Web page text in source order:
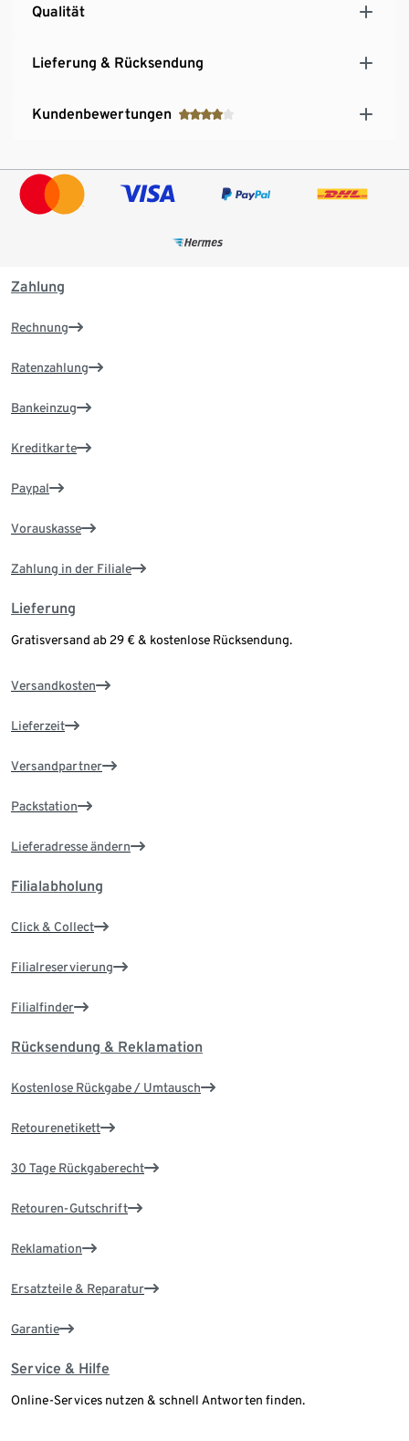
Qualität
Lieferung & Rücksendung
Kundenbewertungen
Zahlung
Rechnung
Ratenzahlung
Bankeinzug
Kreditkarte
Paypal
Vorauskasse
Zahlung in der Filiale
Lieferung
Gratisversand ab 29 € & kostenlose Rücksendung.
Versandkosten
Lieferzeit
Versandpartner
Packstation
Lieferadresse ändern
Filialabholung
Click & Collect
Filialreservierung
Filialfinder
Rücksendung & Reklamation
Kostenlose Rückgabe / Umtausch
Retourenetikett
30 Tage Rückgaberecht
Retouren-Gutschrift
Reklamation
Ersatzteile & Reparatur
Garantie
Service & Hilfe
Online-Services nutzen & schnell Antworten finden.